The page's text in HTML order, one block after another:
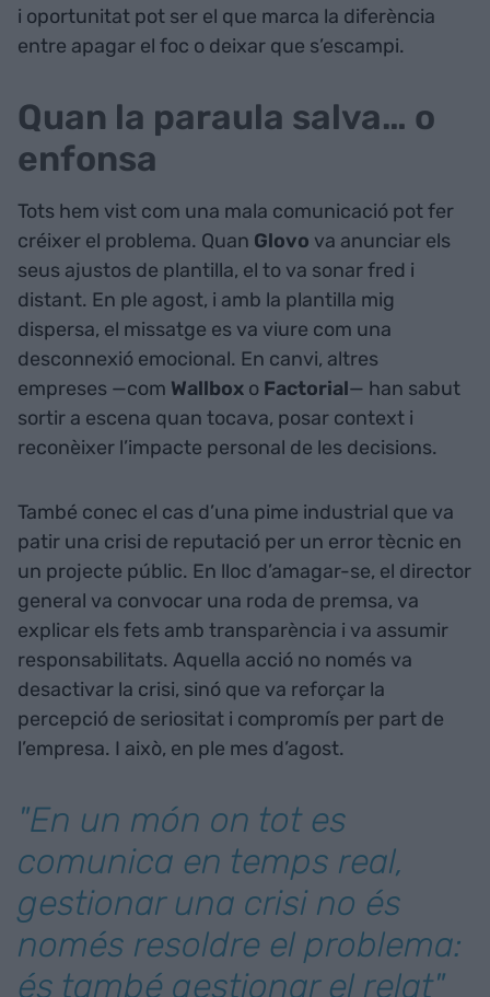
i oportunitat pot ser el que marca la diferència
entre apagar el foc o deixar que s’escampi.
Quan la paraula salva… o
enfonsa
Tots hem vist com una mala comunicació pot fer
créixer el problema. Quan Glovo va anunciar els
seus ajustos de plantilla, el to va sonar fred i
distant. En ple agost, i amb la plantilla mig
dispersa, el missatge es va viure com una
desconnexió emocional. En canvi, altres
empreses —com Wallbox o Factorial— han sabut
sortir a escena quan tocava, posar context i
reconèixer l’impacte personal de les decisions.
També conec el cas d’una pime industrial que va
patir una crisi de reputació per un error tècnic en
un projecte públic. En lloc d’amagar-se, el director
general va convocar una roda de premsa, va
explicar els fets amb transparència i va assumir
responsabilitats. Aquella acció no només va
desactivar la crisi, sinó que va reforçar la
percepció de seriositat i compromís per part de
l’empresa. I això, en ple mes d’agost.
"En un món on tot es
comunica en temps real,
gestionar una crisi no és
només resoldre el problema:
és també gestionar el relat"